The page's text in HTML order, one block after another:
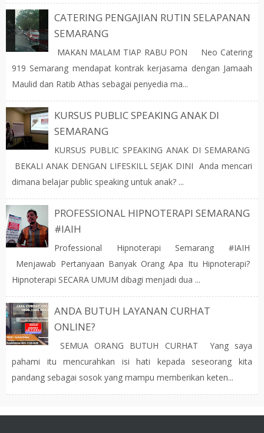
CATERING PENGAJIAN RUTIN SELAPANAN
SEMARANG
MAKAN MALAM TIAP RABU PON Neo Catering
919 Semarang mendapat kontrak kerjasama dengan Jamaah
Maulid dan Ratib Athas sebagai penyedia ma...
KURSUS PUBLIC SPEAKING ANAK DI
SEMARANG
KURSUS PUBLIC SPEAKING ANAK DI SEMARANG
BEKALI ANAK DENGAN LIFESKILL SEJAK DINI Anda mencari
dimana belajar public speaking untuk anak? ...
PROFESSIONAL HIPNOTERAPI SEMARANG
#IAIH
Professional Hipnoterapi Semarang #IAIH
Menjawab Pertanyaan Banyak Orang Apa Itu Hipnoterapi?
Hipnoterapi SECARA UMUM dibagi menjadi dua ...
ANDA BUTUH LAYANAN CURHAT
ONLINE?
SEMUA ORANG BUTUH CURHAT Yang saya
pahami itu mencurahkan isi hati kepada seseorang kita
pandang sebagai sosok yang mampu memberikan keten...